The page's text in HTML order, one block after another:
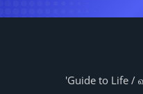
'Guide to Life /